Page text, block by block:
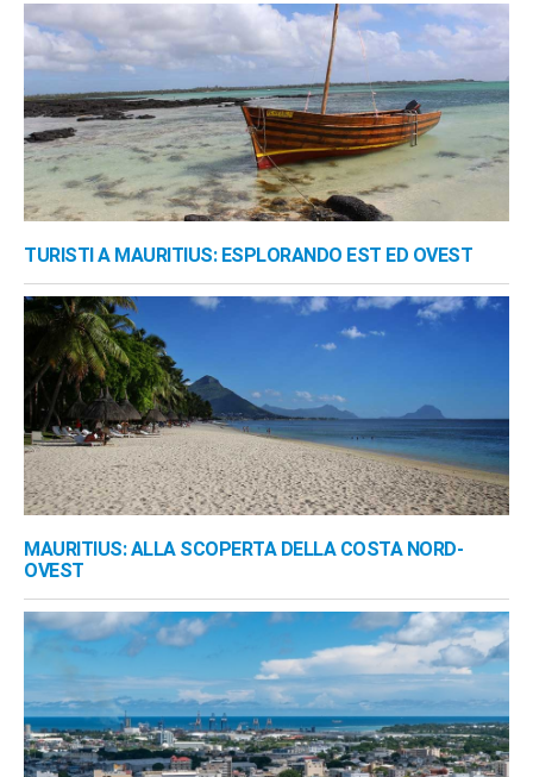
TURISTI A MAURITIUS: ESPLORANDO EST ED OVEST
MAURITIUS: ALLA SCOPERTA DELLA COSTA NORD-
OVEST